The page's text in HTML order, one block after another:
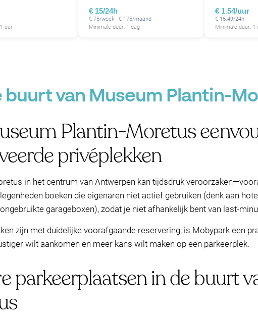
uur
€ 15/24h
€ 75/week · € 175/maand
Minimale duur: 1 dag
€ 1.54/uur
€ 15.49/24h
Minimale duur: 1
buurt van Museum Plantin-
Plantin-Moretus
privéplekken
in het centrum van Antwerpen kan tijdsdruk
boeken die eigenaren niet actief gebruiken (denk aan
garageboxen), zodat je niet afhankelijk bent van last-
zijn met duidelijke voorafgaande reservering, is Mobypark een
wilt aankomen en meer kans wilt maken op een parkeerplek.
parkeerplaatsen in de buurt